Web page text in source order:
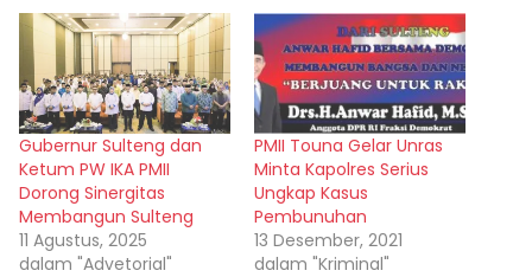
Gubernur Sulteng dan
Ketum PW IKA PMII
Dorong Sinergitas
Membangun Sulteng
11 Agustus, 2025
dalam "Advetorial"
PMII Touna Gelar Unras
Minta Kapolres Serius
Ungkap Kasus
Pembunuhan
13 Desember, 2021
dalam "Kriminal"